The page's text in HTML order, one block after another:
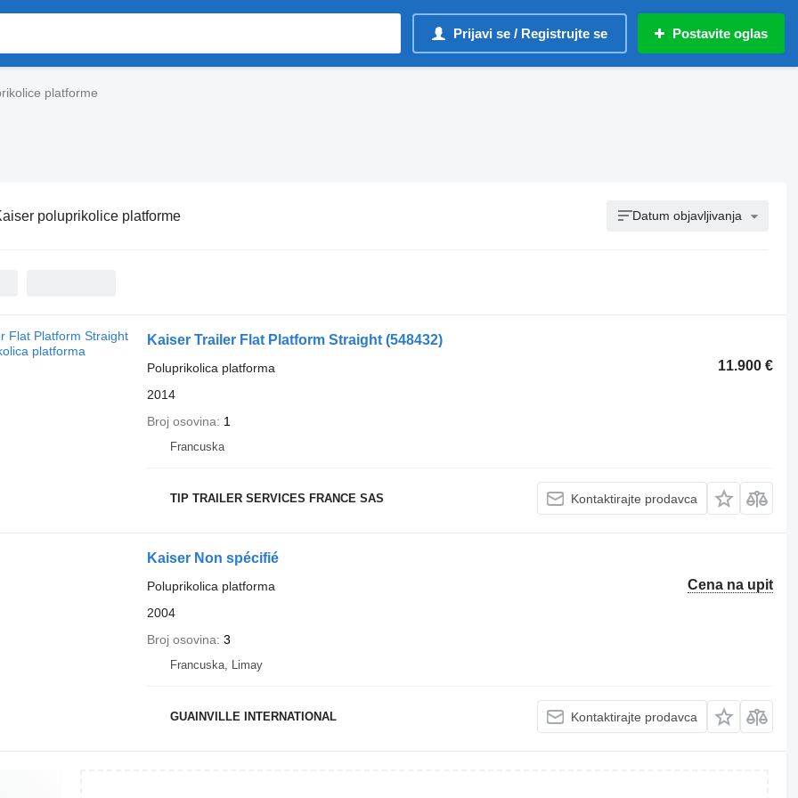
Prijavi se / Registrujte se Postavite oglas
platforme
poluprikolice platforme Datum objavljivanja
Kaiser Trailer Flat Platform Straight (548432)
11.900 €
Poluprikolica platforma
2014
Broj osovina
1
Francuska
TIP TRAILER SERVICES FRANCE SAS Kontaktirajte prodavca
Kaiser Non spécifié
Cena na upit
Poluprikolica platforma
2004
Broj osovina 3
Francuska, Limay
GUAINVILLE INTERNATIONAL Kontaktirajte prodavca